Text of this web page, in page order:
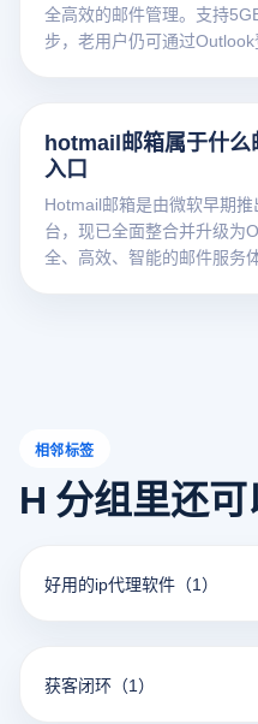
全高效的邮件管理。支持
步，老用户仍可通过Outlook
hotmail邮箱属于什
入口
Hotmail邮箱是由微软早期
台，现已全面整合并升级为
全、高效、智能的邮件服务体
相邻标签
H 分组里还
好用的ip代理软件 （1）
获客闭环 （1）